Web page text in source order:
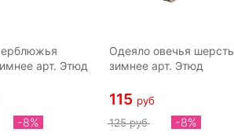
арт. Этюд
-8%
Одеяло овечья шерсть
зимнее арт. Этюд
115 руб
125 руб
-8%